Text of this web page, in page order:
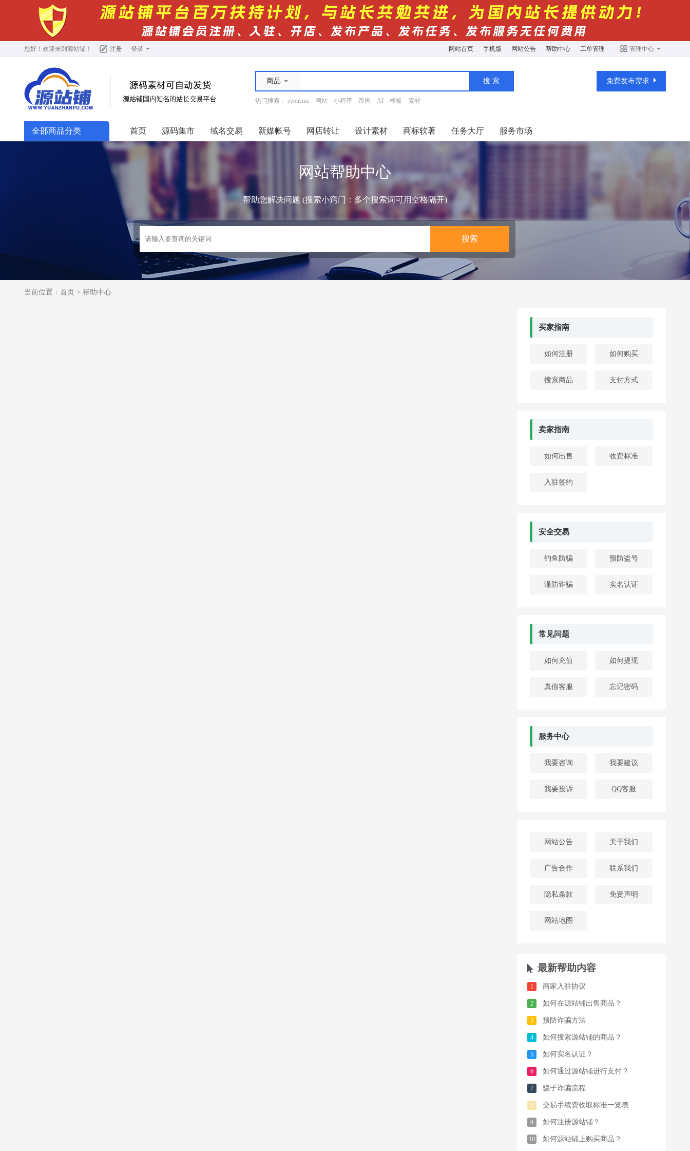
您好！欢迎来到 源站铺 ！ 注册 登录 网站首页 手机版 网站公告 帮助中心 工单管理 管理中心
商品
热门搜索： eyoucms 网站 小程序 帝国 AI 模板 素材
免费发布需求
全部商品分类 首页 源码集市 域名交易 新媒帐号 网店转让 设计素材 商标软著 任务大厅 服务市场
网站帮助中心
帮助您解决问题 (搜索小窍门：多个搜索词可用空格隔开)
当前位置： 首页 > 帮助中心
买家指南
如何注册 如何购买
搜索商品 支付方式
卖家指南
如何出售 收费标准
入驻签约
安全交易
钓鱼防骗 预防盗号
谨防诈骗 实名认证
常见问题
如何充值 如何提现
真假客服 忘记密码
服务中心
我要咨询 我要建议
我要投诉 QQ客服
网站公告 关于我们
广告合作 联系我们
隐私条款 免责声明
网站地图
最新帮助内容
1 商家入驻协议
2 如何在源站铺出售商品？
3 预防诈骗方法
4 如何搜索源站铺的商品？
5 如何实名认证？
6 如何通过源站铺进行支付？
7 骗子诈骗流程
8 交易手续费收取标准一览表
9 如何注册源站铺？
10 如何源站铺上购买商品？